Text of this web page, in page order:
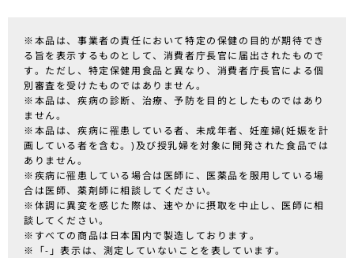
※本品は、事業者の責任において特定の保健の目的が期待でき
る旨を表示するものとして、消費者庁長官に届出されたもので
す。ただし、特定保健用食品と異なり、消費者庁長官による個
別審査を受けたものではありません。
※本品は、疾病の診断、治療、予防を目的としたものではあり
ません。
※本品は、疾病に罹患している者、未成年者、妊産婦(妊娠を計
画している者を含む。)及び授乳婦を対象に開発された食品では
ありません。
※疾病に罹患している場合は医師に、医薬品を服用している場
合は医師、薬剤師に相談してください。
※体調に異変を感じた際は、速やかに摂取を中止し、医師に相
談してください。
※すべての商品は日本国内で製造しております。
※「-」表示は、測定していないことを表しています。